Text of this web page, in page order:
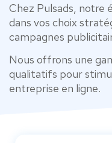
Chez Pulsads, notre
dans vos choix
campagnes
Nous offrons une
qualitatifs pour
entreprise en ligne.